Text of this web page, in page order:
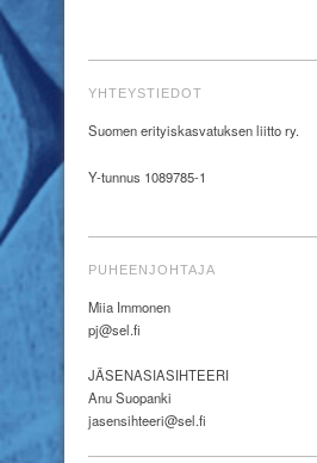
YHTEYSTIEDOT
Suomen erityiskasvatuksen liitto ry.
Y-tunnus 1089785-1
PUHEENJOHTAJA
Miia Immonen
pj@sel.fi
JÄSENASIASIHTEERI
Anu Suopanki
jasensihteeri@sel.fi